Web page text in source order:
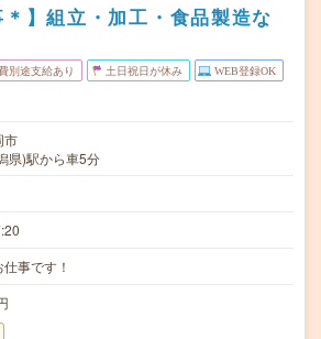
＊】組立・加工・食品製造な
別途支給あり 土日祝日が休み WEB登録OK
市
県)駅から車5分
事です！